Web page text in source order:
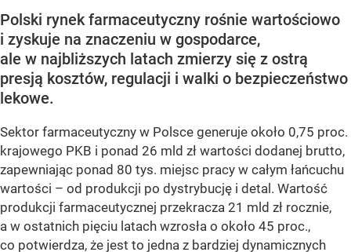
Polski rynek farmaceutyczny rośnie wartościowo
i zyskuje na znaczeniu w gospodarce,
ale w najbliższych latach zmierzy się z ostrą
presją kosztów, regulacji i walki o bezpieczeństwo
lekowe.
Sektor farmaceutyczny w Polsce generuje około 0,75 proc.
krajowego PKB i ponad 26 mld zł wartości dodanej brutto,
zapewniając ponad 80 tys. miejsc pracy w całym łańcuchu
wartości – od produkcji po dystrybucję i detal. Wartość
produkcji farmaceutycznej przekracza 21 mld zł rocznie,
a w ostatnich pięciu latach wzrosła o około 45 proc.,
co potwierdza, że jest to jedna z bardziej dynamicznych